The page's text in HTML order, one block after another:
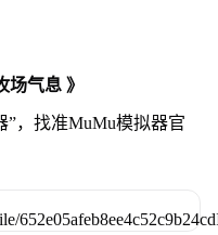
气息 》
”，找准MuMu模拟器官